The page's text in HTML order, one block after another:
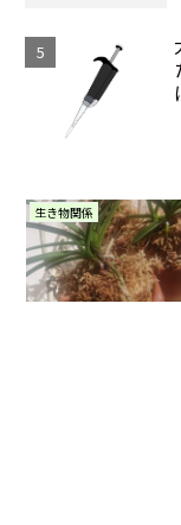
生き物関係